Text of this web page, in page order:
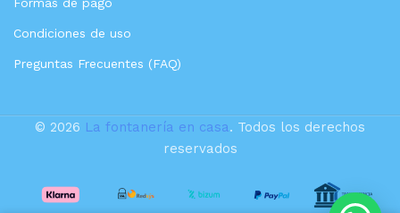
Formas de pago
Condiciones de uso
Preguntas Frecuentes (FAQ)
© 2026 La fontanería en casa. Todos los derechos
reservados